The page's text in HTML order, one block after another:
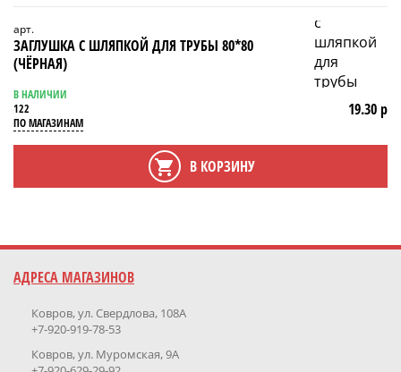
арт.
ЗАГЛУШКА С ШЛЯПКОЙ ДЛЯ ТРУБЫ 80*80
(ЧЁРНАЯ)
В НАЛИЧИИ
122
ПО МАГАЗИНАМ
19.30 р
В КОРЗИНУ
АДРЕСА МАГАЗИНОВ
Ковров, ул. Свердлова, 108А
+7-920-919-78-53
Ковров, ул. Муромская, 9А